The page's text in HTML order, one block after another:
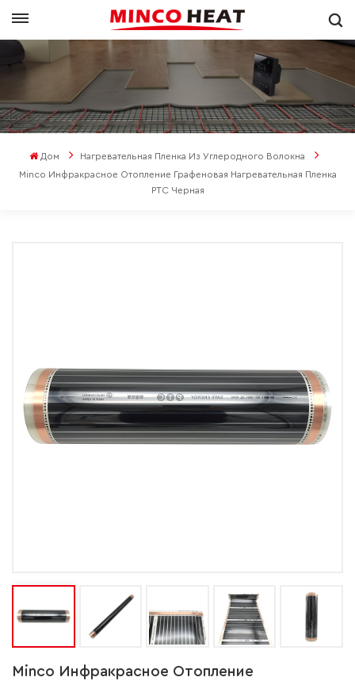
Дом
Нагревательная Пленка Из Углеродного Волокна
Minco Инфракрасное Отопление Графеновая Нагревательная Пленка
PTC Черная
Minco Инфракрасное Отопление